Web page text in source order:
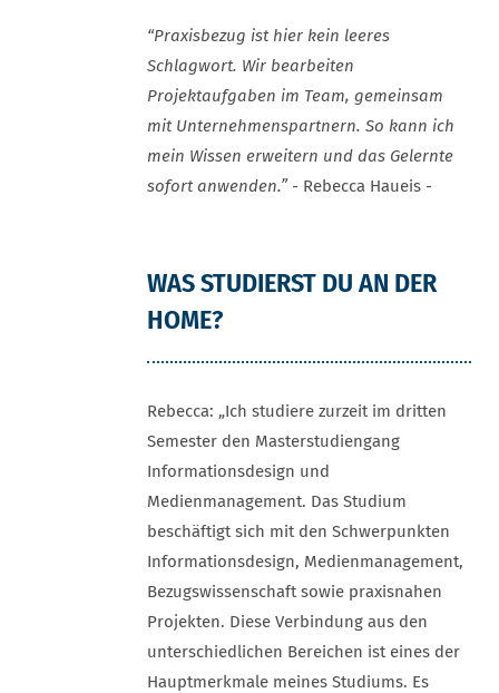
“Praxisbezug ist hier kein leeres
Schlagwort. Wir bearbeiten
Projektaufgaben im Team, gemeinsam
mit Unternehmenspartnern. So kann ich
mein Wissen erweitern und das Gelernte
sofort anwenden.”- Rebecca Haueis -
WAS STUDIERST DU AN DER
HOME?
Rebecca: „Ich studiere zurzeit im dritten
Semester den Masterstudiengang
Informationsdesign und
Medienmanagement. Das Studium
beschäftigt sich mit den Schwerpunkten
Informationsdesign, Medienmanagement,
Bezugswissenschaft sowie praxisnahen
Projekten. Diese Verbindung aus den
unterschiedlichen Bereichen ist eines der
Hauptmerkmale meines Studiums. Es